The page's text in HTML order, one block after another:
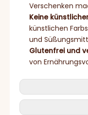
Verschenken
Keine
künstlichen
und
Glutenfrei und
von